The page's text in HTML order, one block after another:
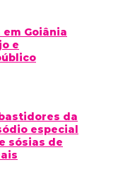
em Goiânia
e
da
especial
sósias de